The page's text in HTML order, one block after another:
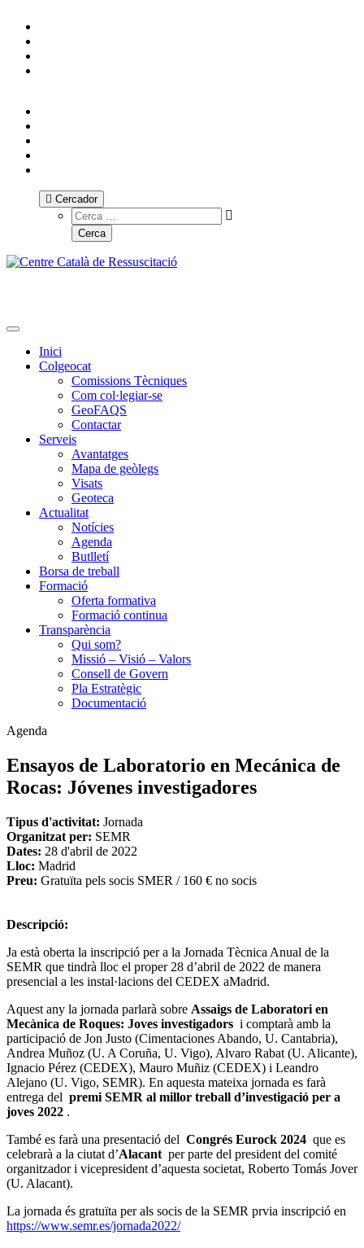
Cercador
Toggle navigation
Inici
Colgeocat
Comissions Tècniques
Com col·legiar-se
GeoFAQS
Contactar
Serveis
Avantatges
Mapa de geòlegs
Visats
Geoteca
Actualitat
Notícies
Agenda
Butlletí
Borsa de treball
Formació
Oferta formativa
Formació continua
Transparència
Qui som?
Missió – Visió – Valors
Consell de Govern
Pla Estratègic
Documentació
Agenda
Ensayos de Laboratorio en Mecánica de
Rocas: Jóvenes investigadores
Tipus d'activitat: Jornada
Organitzat per: SEMR
Dates: 28 d'abril de 2022
Lloc: Madrid
Preu: Gratuïta pels socis SMER / 160 € no socis
Descripció:
Ja està oberta la inscripció per a la Jornada Tècnica Anual de la
SEMR que tindrà lloc el proper 28 d’abril de 2022 de manera
presencial a les instal·lacions del CEDEX aMadrid.
Aquest any la jornada parlarà sobre Assaigs de Laboratori en
Mecànica de Roques: Joves investigadors i comptarà amb la
participació de Jon Justo (Cimentaciones Abando, U. Cantabria),
Andrea Muñoz (U. A Coruña, U. Vigo), Alvaro Rabat (U. Alicante),
Ignacio Pérez (CEDEX), Mauro Muñiz (CEDEX) i Leandro
Alejano (U. Vigo, SEMR). En aquesta mateixa jornada es farà
entrega del premi SEMR al millor treball d’investigació per a
joves 2022 .
També es farà una presentació del Congrés Eurock 2024 que es
celebrarà a la ciutat d’Alacant per parte del president del comité
organitzador i vicepresident d’aquesta societat, Roberto Tomás Jover
(U. Alacant).
La jornada és gratuïta per als socis de la SEMR prvia inscripció en
https://www.semr.es/jornada2022/